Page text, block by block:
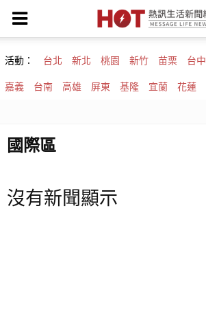
活動： 台北 新北 桃園 新竹 苗栗 台中
嘉義 台南 高雄 屏東 基隆 宜蘭 花蓮
國際區
沒有新聞顯示